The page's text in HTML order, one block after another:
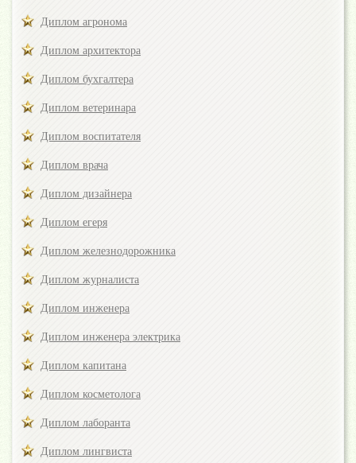
Диплом агронома
Диплом архитектора
Диплом бухгалтера
Диплом ветеринара
Диплом воспитателя
Диплом врача
Диплом дизайнера
Диплом егеря
Диплом железнодорожника
Диплом журналиста
Диплом инженера
Диплом инженера электрика
Диплом капитана
Диплом косметолога
Диплом лаборанта
Диплом лингвиста